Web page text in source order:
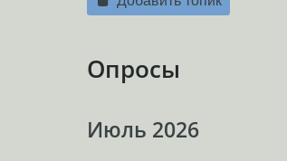
Опросы
Июль 2026